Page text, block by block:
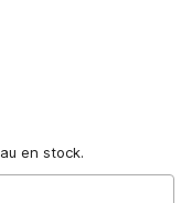
en stock.